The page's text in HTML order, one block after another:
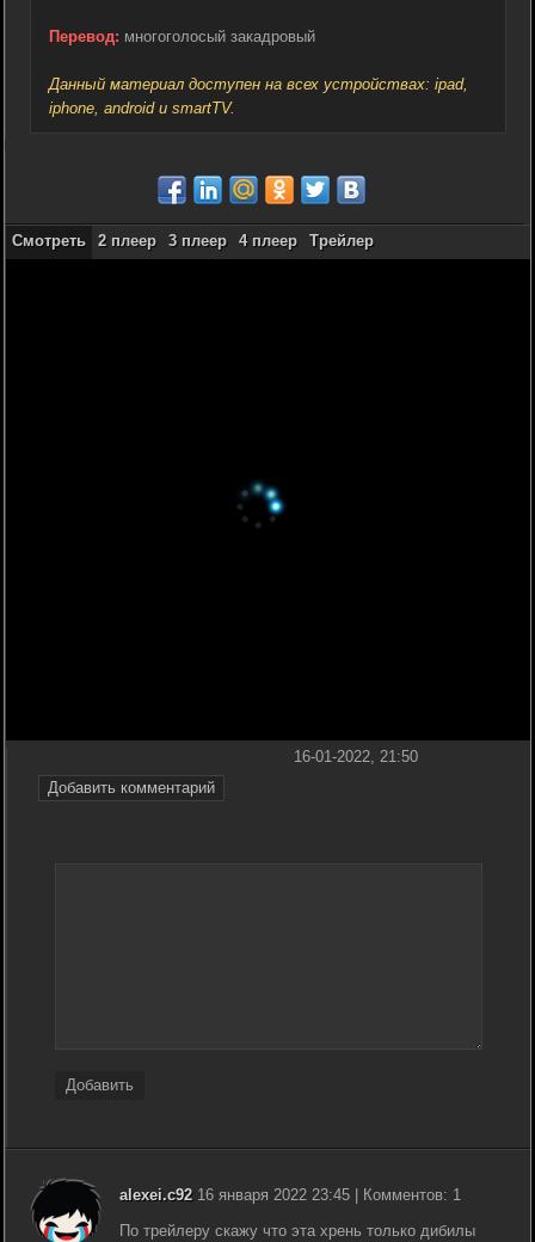
Перевод: многоголосый закадровый
Данный материал доступен на всех устройствах: ipad,
iphone, android и smartTV.
Смотреть 2 плеер 3 плеер 4 плеер Трейлер
Добавить комментарий
16-01-2022, 21:50
Добавить
alexei.c92 16 января 2022 23:45 | Комментов: 1
По трейлеру скажу что эта хрень только дибилы